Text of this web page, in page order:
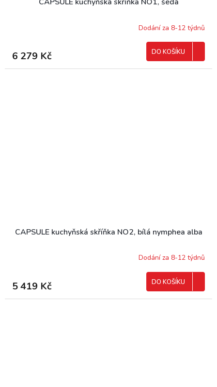
CAPSULE kuchyňská skříňka NO1, šedá
Dodání za 8-12 týdnů
6 279 Kč DO KOŠÍKU
CAPSULE kuchyňská skříňka NO2, bílá nymphea alba
Dodání za 8-12 týdnů
5 419 Kč DO KOŠÍKU